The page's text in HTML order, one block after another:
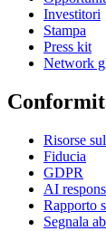
Investitori
Stampa
Press kit
Network
Risorse
Fiducia
GDPR
AI
Rapporto
Segnala